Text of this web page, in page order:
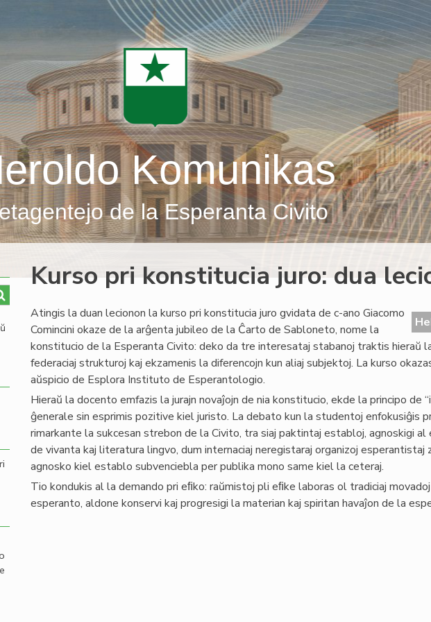
Komunikas
de la Esperanta Civito
Kurso pri konstitucia juro: dua
Atingis la duan lecionon la kurso pri konstitucia juro gvidata de c-ano Giacomo
Comincini okaze de la arĝenta jubileo de la Ĉarto de Sabloneto, nome la
konstitucio de la Esperanta Civito: deko da tre interesataj stabanoj traktis hieraŭ
federaciaj strukturoj kaj ekzamenis la diferencojn kun aliaj subjektoj. La kurso
aŭspicio de Esplora Instituto de Esperantologio.
Hieraŭ la docento emfazis la jurajn novaĵojn de nia konstitucio, ekde la principo de
ĝenerale sin esprimis pozitive kiel juristo. La debato kun la studentoj enfokusiĝis
rimarkante la sukcesan strebon de la Civito, tra siaj paktintaj establoj, agnoskigi
de vivanta kaj literatura lingvo, dum internaciaj neregistaraj organizoj esperantistaj
agnosko kiel establo subvenciebla per publika mono same kiel la ceteraj.
Tio kondukis al la demando pri eﬁko: raŭmistoj pli eﬁke laboras ol tradiciaj
esperanto, aldone konservi kaj progresigi la materian kaj spiritan havaĵon de la